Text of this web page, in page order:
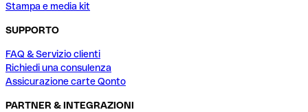
Stampa e media kit
SUPPORTO
FAQ & Servizio clienti
Richiedi una consulenza
Assicurazione carte Qonto
PARTNER & INTEGRAZIONI